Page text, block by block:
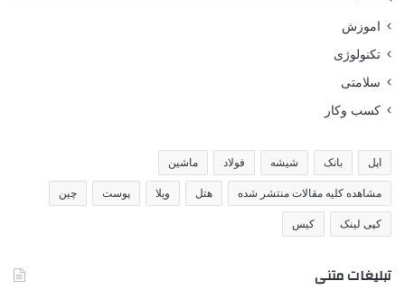
اموزش
تکنولوژی
سلامتی
کسب وکار
اپل بانک شیشه فولاد ماشین
مشاهده کلیه مقالات منتشر شده هتل ویلا پوست چین
کپی لینک کیس
تبلیغات متنی